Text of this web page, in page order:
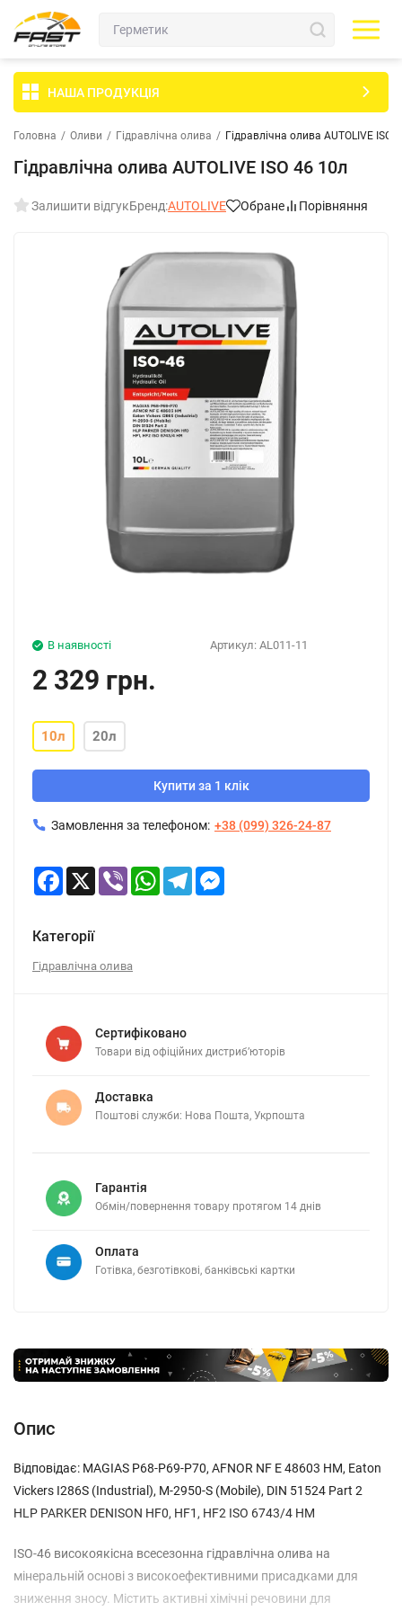
НАША ПРОДУКЦІЯ
Головна / Оливи / Гідравлічна олива / Гідравлічна олива AUTOLIVE ISO
Гідравлічна олива AUTOLIVE ISO 46 10л
Залишити відгукБренд:AUTOLIVE Обране Порівняння
Артикул: AL011-11
В наявності
2 329 грн.
10л 20л
Купити за 1 клік
Замовлення за телефоном: +38 (099) 326-24-87
Facebook
X Viber WhatsApp
Telegram
Категорії
Гідравлічна олива
Сертифіковано
Товари від офіційних дистриб’юторів
Доставка
Поштові служби: Нова Пошта, Укрпошта
Гарантія
Обмін/повернення товару протягом 14 днів
Оплата
Готівка, безготівкові, банківські картки
Опис
Відповідає: MAGIAS P68-P69-P70, AFNOR NF E 48603 HM, Eaton
Vickers I286S (Industrial), M-2950-S (Mobile), DIN 51524 Part 2
HLP PARKER DENISON HF0, HF1, HF2 ISO 6743/4 HM
ISO-46 високоякісна всесезонна гідравлічна олива на
мінеральній основі з високоефективними присадками для
зниження зносу. Містить активні хімічні речовини для